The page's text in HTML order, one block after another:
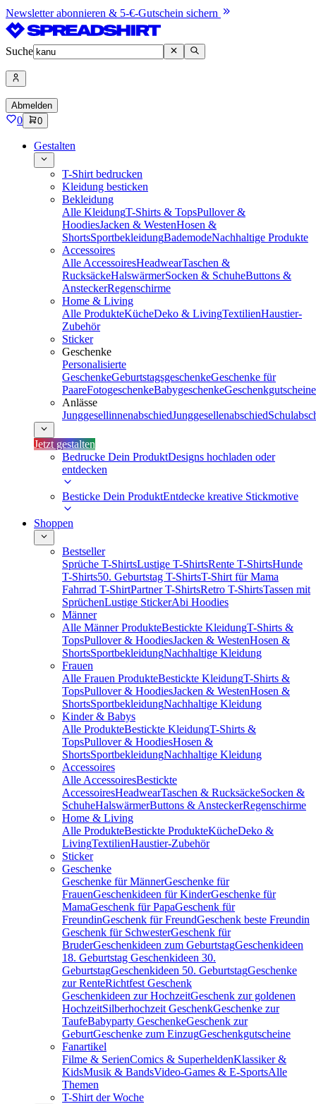
Newsletter abonnieren & 5-€-Gutschein sichern
Suche
Abmelden
0 0
Gestalten
T-Shirt bedrucken
Kleidung besticken
Bekleidung
Alle KleidungT-Shirts & TopsPullover &
HoodiesJacken & WestenHosen &
ShortsSportbekleidungBademodeNachhaltige Produkte
Accessoires
Alle AccessoiresHeadwearTaschen &
RucksäckeHalswärmerSocken & SchuheButtons &
AnsteckerRegenschirme
Home & Living
Alle ProdukteKücheDeko & LivingTextilienHaustier-
Zubehör
Sticker
Geschenke
Personalisierte
GeschenkeGeburtstagsgeschenkeGeschenke für
PaareFotogeschenkeBabygeschenkeGeschenkgutscheine
Anlässe
JunggesellinnenabschiedJunggesellenabschied
Jetzt gestalten
Bedrucke Dein ProduktDesigns hochladen oder
entdecken
Besticke Dein ProduktEntdecke kreative Stickmotive
Shoppen
Bestseller
Sprüche T-ShirtsLustige T-ShirtsRente T-ShirtsHunde
T-Shirts50. Geburtstag T-ShirtsT-Shirt für Mama
Fahrrad T-ShirtPartner T-ShirtsRetro T-ShirtsTassen mit
SprüchenLustige StickerAbi Hoodies
Männer
Alle Männer ProdukteBestickte KleidungT-Shirts &
TopsPullover & HoodiesJacken & WestenHosen &
ShortsSportbekleidungNachhaltige Kleidung
Frauen
Alle Frauen ProdukteBestickte KleidungT-Shirts &
TopsPullover & HoodiesJacken & WestenHosen &
ShortsSportbekleidungNachhaltige Kleidung
Kinder & Babys
Alle ProdukteBestickte KleidungT-Shirts &
TopsPullover & HoodiesHosen &
ShortsSportbekleidungNachhaltige Kleidung
Accessoires
Alle AccessoiresBestickte
AccessoiresHeadwearTaschen & RucksäckeSocken &
SchuheHalswärmerButtons & AnsteckerRegenschirme
Home & Living
Alle ProdukteBestickte ProdukteKücheDeko &
LivingTextilienHaustier-Zubehör
Sticker
Geschenke
Geschenke für MännerGeschenke für
FrauenGeschenkideen für KinderGeschenke für
MamaGeschenk für PapaGeschenk für
FreundinGeschenk für FreundGeschenk beste Freundin
Geschenk für SchwesterGeschenk für
BruderGeschenkideen zum GeburtstagGeschenkideen
18. Geburtstag Geschenkideen 30.
GeburtstagGeschenkideen 50. GeburtstagGeschenke
zur RenteRichtfest Geschenk
Geschenkideen zur HochzeitGeschenk zur goldenen
HochzeitSilberhochzeit GeschenkGeschenke zur
TaufeBabyparty GeschenkeGeschenk zur
GeburtGeschenke zum EinzugGeschenkgutscheine
Fanartikel
Filme & SerienComics & SuperheldenKlassiker &
KidsMusik & BandsVideo-Games & E-SportsAlle
Themen
T-Shirt der Woche